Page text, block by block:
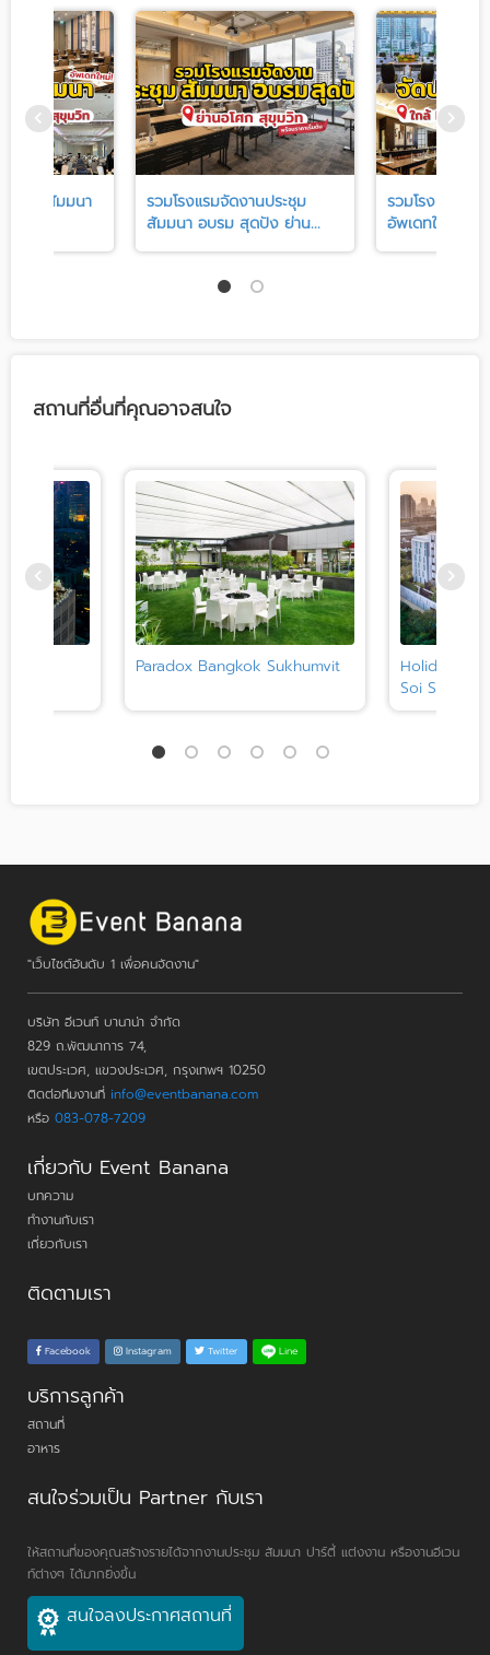
ระชุม-สัมมนา
รวมโรงแรมจัดงานประชุม
สัมมนา อบรม สุดปัง ย่าน...
รวมโรงแรมจัด
อัพเดทใหม่ ใกล้
สถานที่อื่นที่คุณอาจสนใจ
Paradox Bangkok Sukhumvit
Holiday Inn
Soi
"เว็บไซต์อันดับ 1 เพื่อคนจัดงาน"
บริษัท อีเวนท์ บานาน่า จำกัด
829 ถ.พัฒนาการ 74,
เขตประเวศ, แขวงประเวศ, กรุงเทพฯ 10250
ติดต่อทีมงานที่ info@eventbanana.com
หรือ 083-078-7209
เกี่ยวกับ Event Banana
บทความ
ทำงานกับเรา
เกี่ยวกับเรา
ติดตามเรา
Facebook Instagram Twitter Line
บริการลูกค้า
สถานที่
อาหาร
สนใจร่วมเป็น Partner กับเรา
ให้สถานที่ของคุณสร้างรายได้จากงานประชุม สัมมนา ปาร์ตี้ แต่งงาน หรืองานอีเวน
ท์ต่างๆ ได้มากยิ่งขึ้น
สนใจลงประกาศสถานที่